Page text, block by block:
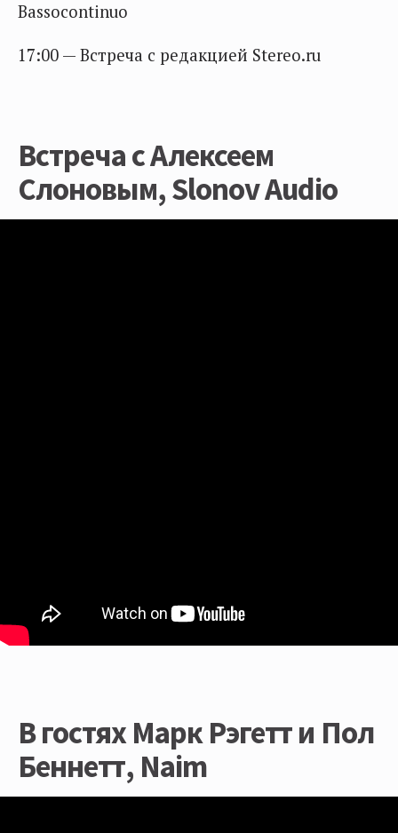
Bassocontinuo
17:00 — Встреча с редакцией Stereo.ru
Встреча с Алексеем
Слоновым, Slonov Audio
В гостях Марк Рэгетт и Пол
Беннетт, Naim